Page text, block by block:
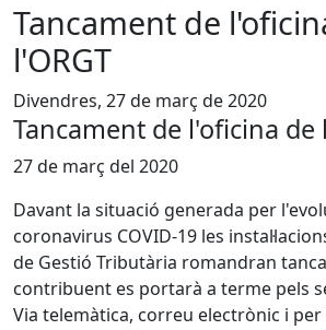
Tancament de
l'ORGT
Divendres, 27 de març de 2020
Tancament de l'oficina de
27 de març del 2020
Davant la situació generada per
coronavirus COVID-19 les
de Gestió Tributària romandran
contribuent es portarà a terme pels
Via telemàtica, correu electrònic i